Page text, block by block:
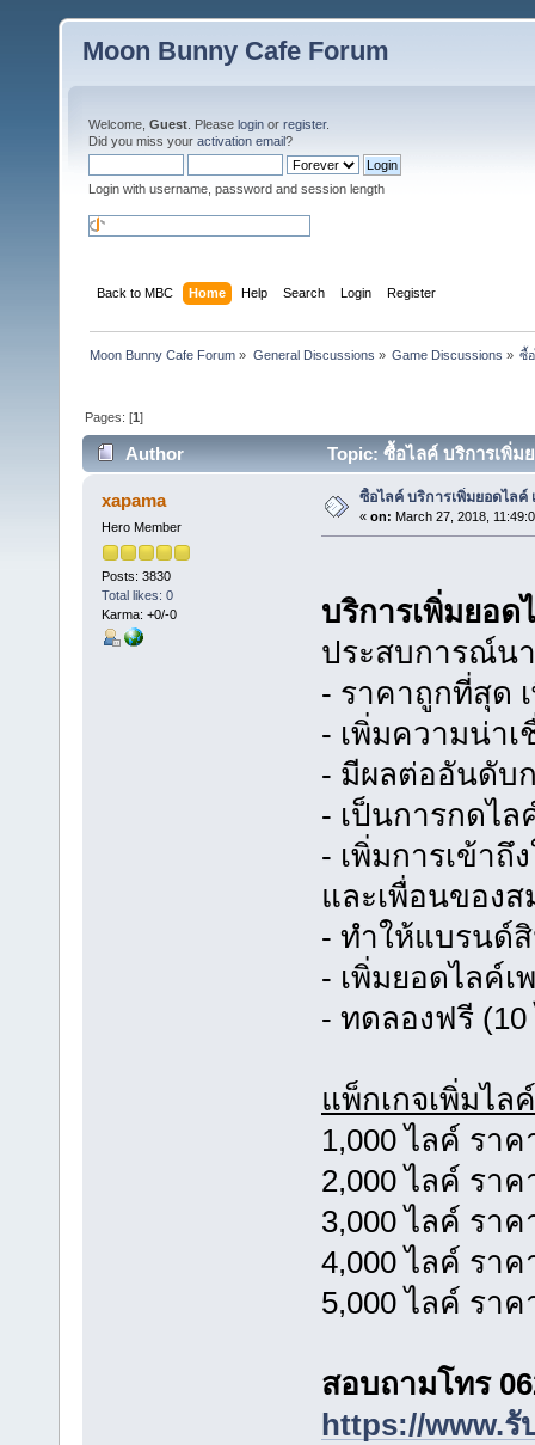
Moon Bunny Cafe Forum
Welcome, Guest . Please login or register.
Did you miss your activation email?
Login with username, password and session length
Back to MBC Home Help Search Login Register
Moon Bunny Cafe Forum » General Discussions » Game Discussions » ซื้
Pages: [1]
Author Topic: ซื้อไลค์ บริการเพิ่ม
xapama
Hero Member
Posts: 3830
Total likes: 0
Karma: +0/-0
ซื้อไลค์ บริการเพิ่มยอดไลค์
« on: March 27, 2018,
บริการเพิ่มยอด
ประสบการณ์น
- ราคาถูกที่สุด
- เพิ่มความน่า
- มีผลต่ออันดับ
- เป็นการกดไ
- เพิ่มการเข้าถึ
และเพื่อนของ
- ทำให้แบรนด์
- เพิ่มยอดไลค์เ
- ทดลองฟรี (10
แพ็กเกจเพิ่มไลค์
1,000 ไลค์ รา
2,000 ไลค์ รา
3,000 ไลค์ รา
4,000 ไลค์ รา
5,000 ไลค์ รา
สอบถามโทร
https://www.รั